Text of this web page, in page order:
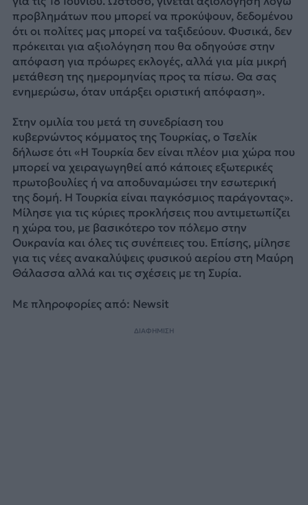
προβλημάτων που μπορεί να προκύψουν, δεδομένου
ότι οι πολίτες μας μπορεί να ταξιδεύουν. Φυσικά, δεν
πρόκειται για αξιολόγηση που θα οδηγούσε στην
απόφαση για πρόωρες εκλογές, αλλά για μία μικρή
μετάθεση της ημερομηνίας προς τα πίσω. Θα σας
ενημερώσω, όταν υπάρξει οριστική απόφαση».
Στην ομιλία του μετά τη συνεδρίαση του
κυβερνώντος κόμματος της Τουρκίας, ο Τσελίκ
δήλωσε ότι «Η Τουρκία δεν είναι πλέον μια χώρα που
μπορεί να χειραγωγηθεί από κάποιες εξωτερικές
πρωτοβουλίες ή να αποδυναμώσει την εσωτερική
της δομή. Η Τουρκία είναι παγκόσμιος παράγοντας».
Μίλησε για τις κύριες προκλήσεις που αντιμετωπίζει
η χώρα του, με βασικότερο τον πόλεμο στην
Ουκρανία και όλες τις συνέπειες του. Επίσης, μίλησε
για τις νέες ανακαλύψεις φυσικού αερίου στη Μαύρη
Θάλασσα αλλά και τις σχέσεις με τη Συρία.
Με πληροφορίες από: Newsit
ΔΙΑΦΗΜΙΣΗ